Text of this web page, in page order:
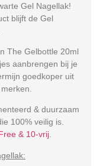
Gel Nagellak!
blijft de Gel
The Gelbottle 20ml
aanbrengen bij je
goedkoper uit
& duurzaam
100% veilig is.
& 10-vrij.